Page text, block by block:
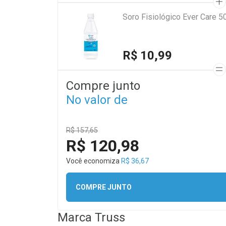
Soro Fisiológico Ever Care
R$ 10,99
Compre junto
No valor de
R$ 157,65
R$ 120,98
Você economiza R$ 36,67
COMPRE JUNTO
Marca Truss